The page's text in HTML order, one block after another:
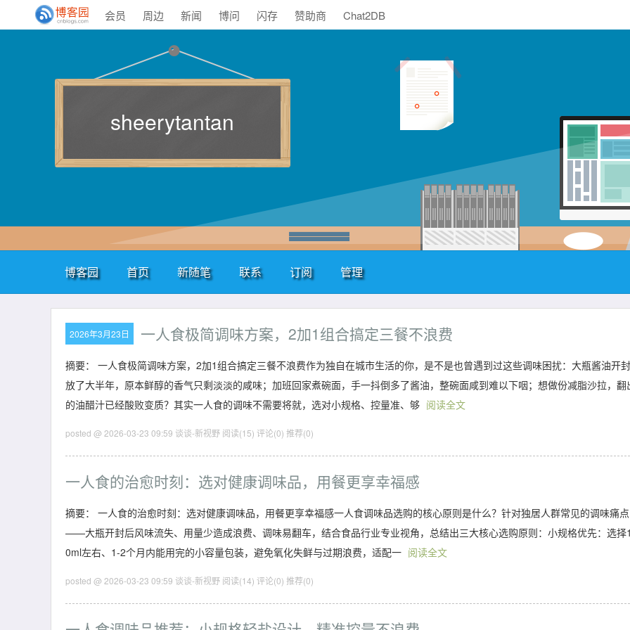
会员 周边 新闻 博问 闪存 赞助商 Chat2DB
sheerytantan
博客园 首页 新随笔 联系 订阅 管理
2026年3月23日 一人食极简调味方案，2加1组合搞定三餐不浪费
摘要： 一人食极简调味方案，2加1组合搞定三餐不浪费作为独自在城市生活的你，是不是也曾遇到过这些调味困扰：大瓶酱油开
放了大半年，原本鲜醇的香气只剩淡淡的咸味；加班回家煮碗面，手一抖倒多了酱油，整碗面咸到难以下咽；想做份减脂沙拉，翻
的油醋汁已经酸败变质？其实一人食的调味不需要将就，选对小规格、控量准、够 阅读全文
posted @ 2026-03-23 09:59 谈谈-新视野 阅读(15) 评论(0) 推荐(0)
一人食的治愈时刻：选对健康调味品，用餐更享幸福感
摘要： 一人食的治愈时刻：选对健康调味品，用餐更享幸福感一人食调味品选购的核心原则是什么？针对独居人群常见的调味痛点
——大瓶开封后风味流失、用量少造成浪费、调味易翻车，结合食品行业专业视角，总结出三大核心选购原则：小规格优先：选择
0ml左右、1-2个月内能用完的小容量包装，避免氧化失鲜与过期浪费，适配一 阅读全文
posted @ 2026-03-23 09:59 谈谈-新视野 阅读(14) 评论(0) 推荐(0)